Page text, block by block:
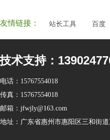
技术支持：
电话： 15767554018
传真： 15767554018
邮箱： jfwjly@163.com
地址： 广东省惠州市惠阳区三和街
友情链接： 站长工具 百度